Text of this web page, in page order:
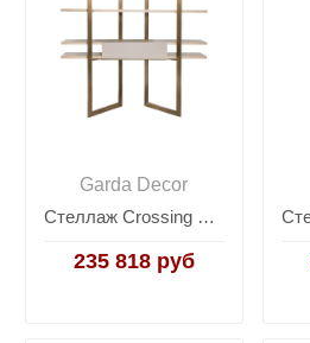
Garda Decor
Стеллаж Crossing 58DB-21171STEL
235 818 руб